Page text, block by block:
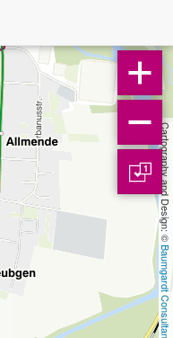
Cartography and Design: ©
Baumgardt Consultants GbR
1